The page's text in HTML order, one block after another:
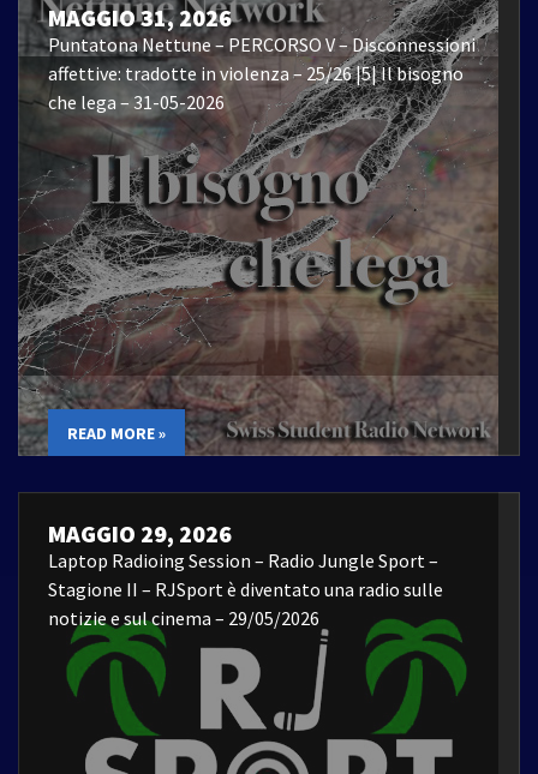
MAGGIO 31, 2026
Puntatona Nettune – PERCORSO V – Disconnessioni
affettive: tradotte in violenza – 25/26 |5| Il bisogno
che lega – 31-05-2026
READ MORE »
MAGGIO 29, 2026
Laptop Radioing Session – Radio Jungle Sport –
Stagione II – RJSport è diventato una radio sulle
notizie e sul cinema – 29/05/2026